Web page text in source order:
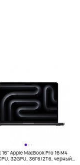
16" Apple MacBook Pro 16 M4
32GPU, 36Гб/2Тб, черный